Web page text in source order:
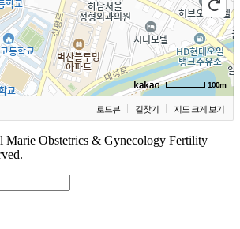
100m
로드뷰 길찾기 지도 크게 보기
Marie Obstetrics & Gynecology Fertility